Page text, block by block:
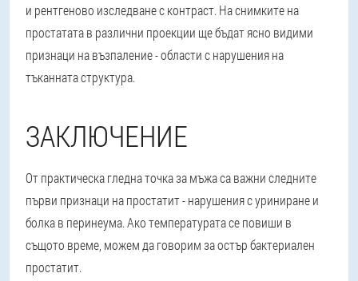
и рентгеново изследване с контраст. На снимките на
простатата в различни проекции ще бъдат ясно видими
признаци на възпаление - области с нарушения на
тъканната структура.
ЗАКЛЮЧЕНИЕ
От практическа гледна точка за мъжа са важни следните
първи признаци на простатит - нарушения с уриниране и
болка в перинеума. Ако температурата се повиши в
същото време, можем да говорим за остър бактериален
простатит.